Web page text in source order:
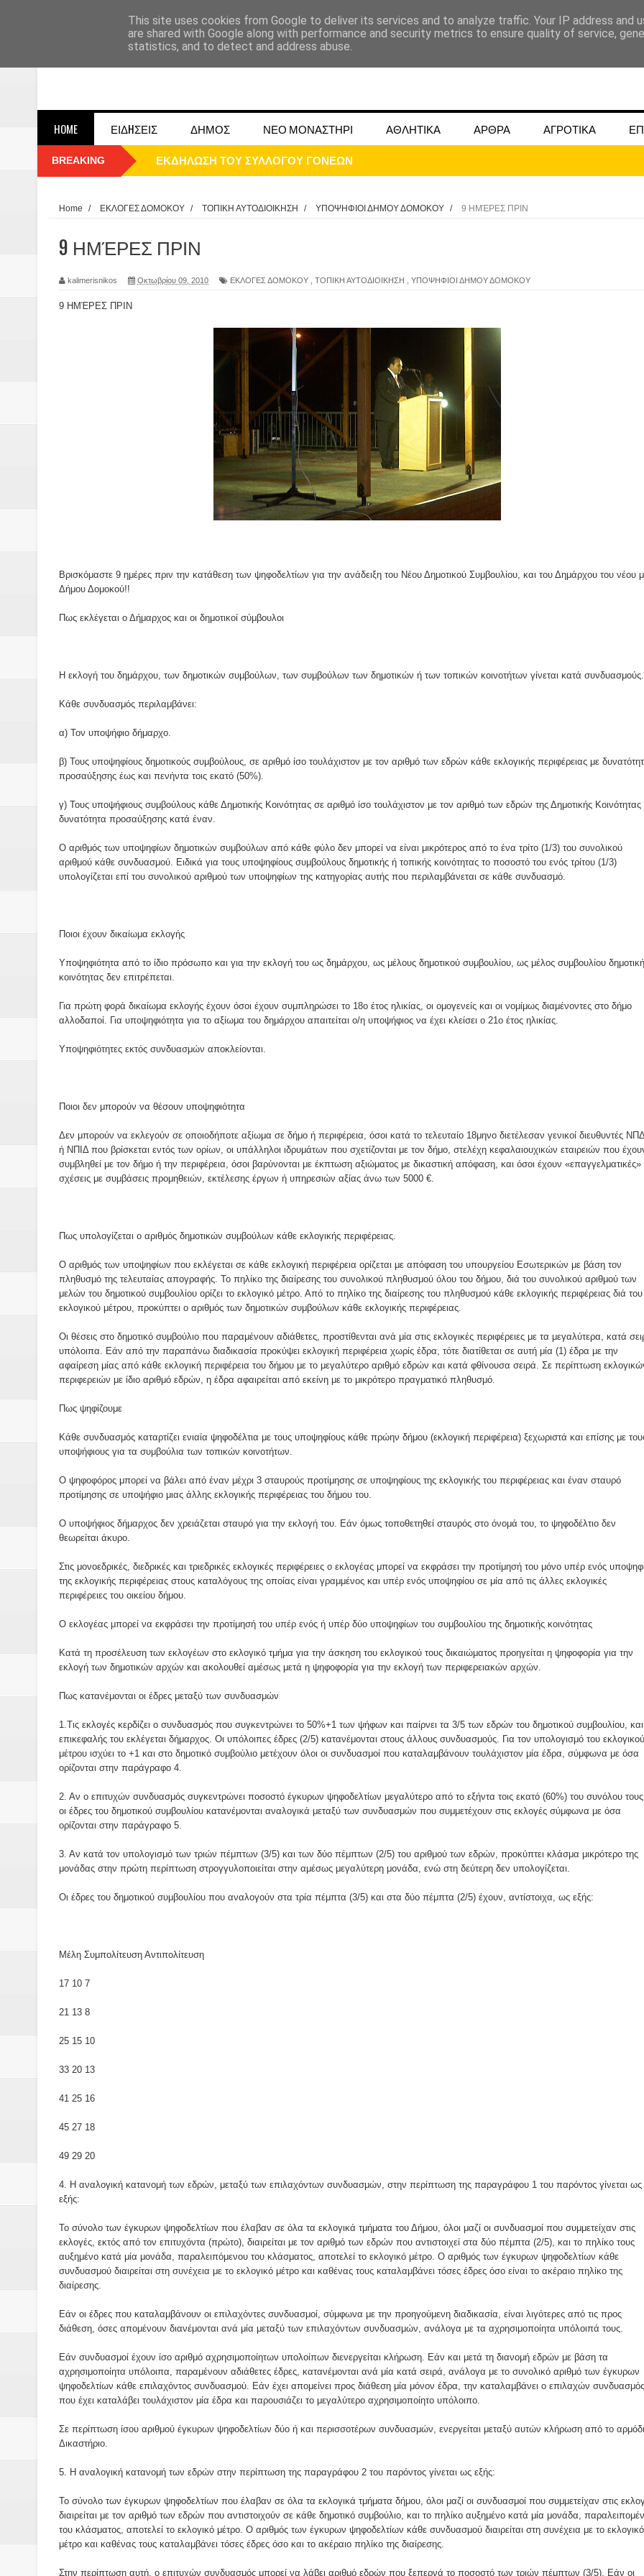
HOME ΕΙΔHΣΕΙΣ ΔΗΜΟΣ ΝΕΟ ΜΟΝΑΣΤΗΡΙ ΑΘΛΗΤΙΚΑ ΑΡΘΡΑ ΑΓΡΟΤΙΚΑ
BREAKING ΠΑΡΕ΄ΛΑΣΗ 25ΗΣ 2025
ΟΙ ΕΚΔΗΛΩΣΕΙΣ ΤΟΥ ΔΗΜΟΥ ΔΟΜΟΚΟΥ ΓΙΑ ΜΑΙΟ ΚΑΙ ΙΟΥΝΙΟ 2024
Η εκτέλεση των αδελφών Παπαιωάννου στην Ομβριακή Δομοκού την 1η Δεκέμβρη 1942
ΝΟΕΜΒΡΙΟΣ 1943 80 χρόνια από το κάψιμο των χωριών της Λίμνης Πλαστήρα από Ιταλούς και
Αδελφές Αλεξανδρή: Οι τρίδυμες Ελληνίδες με ρίζες απο τον Δομοκό που κυριαρχούν στο
Πρωτάθλημα με την Αυστρία!
Ξεκινούν οι αιτήσεις συμμετοχής στο Διαγωνισμό Ιδεών - Hackathon που διοργανώνει η
τη διαμόρφωση - επεξεργασία πρωτότυπων ιδεών στους τομείς της περιβαλλοντικής
Συνεδριάζει η οικονομική επιτροπή του Δήμου Δομοκού
ΠΡΟΚΗΡΥΞΗ ΑΝΟΙΚΤΟΥ ΗΛΕΚΤΡΟΝΙΚΟΥ ΔΙΑΓΩΝΙΣΜΟΥ «ΛΕΙΤΟΥΡΓΙΑ ΒΙΟΚΑ ΧΥΤΑ
Επικύρωση των αποτελεσμάτων των δημοτικών εκλογών που έλαβαν χώρα την 8η Οκτωβρίου
ΔΙΑΚΟΠΕΣ ΡΕΥΜΑΤΟΣ ΣΤΗΝ ΔΕΗ
ΤΟ ΙΕΡΟ ΤΗΣ ΘΕΑΣ ΔΗΜΗΤΡΑΣ ΣΤΗΝ ΠΡΟΕΡΝΑ ΣΤΟ ΝΕΟ ΜΟΝΑΣΤΉΡΙ
H MAXH ΣTO ΝΤΟΜΠΡΟΥΖΗ
Βίντεο του Εφηβικού τμήματος του Επιμορφωτικού στο Λεοντάρι!
Home / ΕΚΛΟΓΕΣ ΔΟΜΟΚΟΥ / ΤΟΠΙΚΗ ΑΥΤΟΔΙΟΙΚΗΣΗ / ΥΠΟΨΗΦΙΟΙ ΔΗΜΟΥ ΔΟΜΟΚΟΥ / 9 ΗΜΈΡΕΣ ΠΡΙΝ
9 ΗΜΈΡΕΣ ΠΡΙΝ
kalimerisnikos Οκτωβρίου 09, 2010 ΕΚΛΟΓΕΣ ΔΟΜΟΚΟΥ ΤΟΠΙΚΗ ΑΥΤΟΔΙΟΙΚΗΣΗ ΥΠΟΨΗΦΙΟΙ ΔΗΜΟΥ ΔΟΜΟΚΟΥ
9 ΗΜΈΡΕΣ ΠΡΙΝ
Βρισκόμαστε 9 ημέρες πριν την κατάθεση των ψηφοδελτίων για την ανάδειξη του Νέου Δημοτικού Συμβουλίου, και του Δημάρχου του νέου
Δήμου Δομοκού!!
Πως εκλέγεται ο Δήμαρχος και οι δημοτικοί σύμβουλοι
Η εκλογή του δημάρχου, των δημοτικών συμβούλων, των συμβούλων των δημοτικών ή των τοπικών κοινοτήτων γίνεται κατά συνδυασμούς.
Κάθε συνδυασμός περιλαμβάνει:
α) Τον υποψήφιο δήμαρχο.
β) Τους υποψηφίους δημοτικούς συμβούλους, σε αριθμό ίσο τουλάχιστον με τον αριθμό των εδρών κάθε εκλογικής περιφέρειας με
προσαύξησης έως και πενήντα τοις εκατό (50%).
γ) Τους υποψήφιους συμβούλους κάθε Δημοτικής Κοινότητας σε αριθμό ίσο τουλάχιστον με τον αριθμό των εδρών της Δημοτικής Κοινότητας
δυνατότητα προσαύξησης κατά έναν.
Ο αριθμός των υποψηφίων δημοτικών συμβούλων από κάθε φύλο δεν μπορεί να είναι μικρότερος από το ένα τρίτο (1/3) του συνολικού
αριθμού κάθε συνδυασμού. Ειδικά για τους υποψηφίους συμβούλους δημοτικής ή τοπικής κοινότητας το ποσοστό του ενός τρίτου (1/3)
υπολογίζεται επί του συνολικού αριθμού των υποψηφίων της κατηγορίας αυτής που περιλαμβάνεται σε κάθε συνδυασμό.
Ποιοι έχουν δικαίωμα εκλογής
Υποψηφιότητα από το ίδιο πρόσωπο και για την εκλογή του ως δημάρχου, ως μέλους δημοτικού συμβουλίου, ως μέλος συμβουλίου
κοινότητας δεν επιτρέπεται.
Για πρώτη φορά δικαίωμα εκλογής έχουν όσοι έχουν συμπληρώσει το 18ο έτος ηλικίας, οι ομογενείς και οι νομίμως διαμένοντες στο δήμο
αλλοδαποί. Για υποψηφιότητα για το αξίωμα του δημάρχου απαιτείται ο/η υποψήφιος να έχει κλείσει ο 21ο έτος ηλικίας.
Υποψηφιότητες εκτός συνδυασμών αποκλείονται.
Ποιοι δεν μπορούν να θέσουν υποψηφιότητα
Δεν μπορούν να εκλεγούν σε οποιοδήποτε αξίωμα σε δήμο ή περιφέρεια, όσοι κατά το τελευταίο 18μηνο διετέλεσαν γενικοί διευθυντές
ή ΝΠΙΔ που βρίσκεται εντός των ορίων, οι υπάλληλοι ιδρυμάτων που σχετίζονται με τον δήμο, στελέχη κεφαλαιουχικών εταιρειών που
συμβληθεί με τον δήμο ή την περιφέρεια, όσοι βαρύνονται με έκπτωση αξιώματος με δικαστική απόφαση, και όσοι έχουν «επαγγελματικές»
σχέσεις με συμβάσεις προμηθειών, εκτέλεσης έργων ή υπηρεσιών αξίας άνω των 5000 €.
Πως υπολογίζεται ο αριθμός δημοτικών συμβούλων κάθε εκλογικής περιφέρειας.
Ο αριθμός των υποψηφίων που εκλέγεται σε κάθε εκλογική περιφέρεια ορίζεται με απόφαση του υπουργείου Εσωτερικών με βάση τον
πληθυσμό της τελευταίας απογραφής. Το πηλίκο της διαίρεσης του συνολικού πληθυσμού όλου του δήμου, διά του συνολικού αριθμού των
μελών του δημοτικού συμβουλίου ορίζει το εκλογικό μέτρο. Από το πηλίκο της διαίρεσης του πληθυσμού κάθε εκλογικής περιφέρειας διά του
εκλογικού μέτρου, προκύπτει ο αριθμός των δημοτικών συμβούλων κάθε εκλογικής περιφέρειας.
Οι θέσεις στο δημοτικό συμβούλιο που παραμένουν αδιάθετες, προστίθενται ανά μία στις εκλογικές περιφέρειες με τα μεγαλύτερα, κατά
υπόλοιπα. Εάν από την παραπάνω διαδικασία προκύψει εκλογική περιφέρεια χωρίς έδρα, τότε διατίθεται σε αυτή μία (1) έδρα με την
αφαίρεση μίας από κάθε εκλογική περιφέρεια του δήμου με το μεγαλύτερο αριθμό εδρών και κατά φθίνουσα σειρά. Σε περίπτωση
περιφερειών με ίδιο αριθμό εδρών, η έδρα αφαιρείται από εκείνη με το μικρότερο πραγματικό πληθυσμό.
Πως ψηφίζουμε
Κάθε συνδυασμός καταρτίζει ενιαία ψηφοδέλτια με τους υποψηφίους κάθε πρώην δήμου (εκλογική περιφέρεια) ξεχωριστά και επίσης με
υποψήφιους για τα συμβούλια των τοπικών κοινοτήτων.
Ο ψηφοφόρος μπορεί να βάλει από έναν μέχρι 3 σταυρούς προτίμησης σε υποψηφίους της εκλογικής του περιφέρειας και έναν σταυρό
προτίμησης σε υποψήφιο μιας άλλης εκλογικής περιφέρειας του δήμου του.
Ο υποψήφιος δήμαρχος δεν χρειάζεται σταυρό για την εκλογή του. Εάν όμως τοποθετηθεί σταυρός στο όνομά του, το ψηφοδέλτιο δεν
θεωρείται άκυρο.
Στις μονοεδρικές, διεδρικές και τριεδρικές εκλογικές περιφέρειες ο εκλογέας μπορεί να εκφράσει την προτίμησή του μόνο υπέρ ενός
της εκλογικής περιφέρειας στους καταλόγους της οποίας είναι γραμμένος και υπέρ ενός υποψηφίου σε μία από τις άλλες εκλογικές
περιφέρειες του οικείου δήμου.
Ο εκλογέας μπορεί να εκφράσει την προτίμησή του υπέρ ενός ή υπέρ δύο υποψηφίων του συμβουλίου της δημοτικής κοινότητας
Κατά τη προσέλευση των εκλογέων στο εκλογικό τμήμα για την άσκηση του εκλογικού τους δικαιώματος προηγείται η ψηφοφορία για την
εκλογή των δημοτικών αρχών και ακολουθεί αμέσως μετά η ψηφοφορία για την εκλογή των περιφερειακών αρχών.
Πως κατανέμονται οι έδρες μεταξύ των συνδυασμών
1.Τις εκλογές κερδίζει ο συνδυασμός που συγκεντρώνει το 50%+1 των ψήφων και παίρνει τα 3/5 των εδρών του δημοτικού συμβουλίου,
επικεφαλής του εκλέγεται δήμαρχος. Οι υπόλοιπες έδρες (2/5) κατανέμονται στους άλλους συνδυασμούς. Για τον υπολογισμό του εκλογικού
μέτρου ισχύει το +1 και στο δημοτικό συμβούλιο μετέχουν όλοι οι συνδυασμοί που καταλαμβάνουν τουλάχιστον μία έδρα, σύμφωνα με όσα
ορίζονται στην παράγραφο 4.
2. Αν ο επιτυχών συνδυασμός συγκεντρώνει ποσοστό έγκυρων ψηφοδελτίων μεγαλύτερο από το εξήντα τοις εκατό (60%) του συνόλου
οι έδρες του δημοτικού συμβουλίου κατανέμονται αναλογικά μεταξύ των συνδυασμών που συμμετέχουν στις εκλογές σύμφωνα με όσα
ορίζονται στην παράγραφο 5.
3. Αν κατά τον υπολογισμό των τριών πέμπτων (3/5) και των δύο πέμπτων (2/5) του αριθμού των εδρών, προκύπτει κλάσμα μικρότερο της
μονάδας στην πρώτη περίπτωση στρογγυλοποιείται στην αμέσως μεγαλύτερη μονάδα, ενώ στη δεύτερη δεν υπολογίζεται.
Οι έδρες του δημοτικού συμβουλίου που αναλογούν στα τρία πέμπτα (3/5) και στα δύο πέμπτα (2/5) έχουν, αντίστοιχα, ως εξής:
Μέλη Συμπολίτευση Αντιπολίτευση
17 10 7
21 13 8
25 15 10
33 20 13
41 25 16
45 27 18
49 29 20
4. Η αναλογική κατανομή των εδρών, μεταξύ των επιλαχόντων συνδυασμών, στην περίπτωση της παραγράφου 1 του παρόντος γίνεται ως
εξής:
Το σύνολο των έγκυρων ψηφοδελτίων που έλαβαν σε όλα τα εκλογικά τμήματα του Δήμου, όλοι μαζί οι συνδυασμοί που συμμετείχαν στις
εκλογές, εκτός από τον επιτυχόντα (πρώτο), διαιρείται με τον αριθμό των εδρών που αντιστοιχεί στα δύο πέμπτα (2/5), και το πηλίκο τους
αυξημένο κατά μία μονάδα, παραλειπόμενου του κλάσματος, αποτελεί το εκλογικό μέτρο. Ο αριθμός των έγκυρων ψηφοδελτίων κάθε
συνδυασμού διαιρείται στη συνέχεια με το εκλογικό μέτρο και καθένας τους καταλαμβάνει τόσες έδρες όσο είναι το ακέραιο πηλίκο της
διαίρεσης.
Εάν οι έδρες που καταλαμβάνουν οι επιλαχόντες συνδυασμοί, σύμφωνα με την προηγούμενη διαδικασία, είναι λιγότερες από τις προς
διάθεση, όσες απομένουν διανέμονται ανά μία μεταξύ των επιλαχόντων συνδυασμών, ανάλογα με τα αχρησιμοποίητα υπόλοιπά τους.
Εάν συνδυασμοί έχουν ίσο αριθμό αχρησιμοποίητων υπολοίπων διενεργείται κλήρωση. Εάν και μετά τη διανομή εδρών με βάση τα
αχρησιμοποίητα υπόλοιπα, παραμένουν αδιάθετες έδρες, κατανέμονται ανά μία κατά σειρά, ανάλογα με το συνολικό αριθμό των έγκυρων
ψηφοδελτίων κάθε επιλαχόντος συνδυασμού. Εάν έχει απομείνει προς διάθεση μία μόνον έδρα, την καταλαμβάνει ο επιλαχών συνδυασμός
που έχει καταλάβει τουλάχιστον μία έδρα και παρουσιάζει το μεγαλύτερο αχρησιμοποίητο υπόλοιπο.
Σε περίπτωση ίσου αριθμού έγκυρων ψηφοδελτίων δύο ή και περισσοτέρων συνδυασμών, ενεργείται μεταξύ αυτών κλήρωση από το
Δικαστήριο.
5. Η αναλογική κατανομή των εδρών στην περίπτωση της παραγράφου 2 του παρόντος γίνεται ως εξής:
Το σύνολο των έγκυρων ψηφοδελτίων που έλαβαν σε όλα τα εκλογικά τμήματα δήμου, όλοι μαζί οι συνδυασμοί που συμμετείχαν στις
διαιρείται με τον αριθμό των εδρών που αντιστοιχούν σε κάθε δημοτικό συμβούλιο, και το πηλίκο αυξημένο κατά μία μονάδα,
του κλάσματος, αποτελεί το εκλογικό μέτρο. Ο αριθμός των έγκυρων ψηφοδελτίων κάθε συνδυασμού διαιρείται στη συνέχεια με το εκλογικό
μέτρο και καθένας τους καταλαμβάνει τόσες έδρες όσο και το ακέραιο πηλίκο της διαίρεσης.
Στην περίπτωση αυτή, ο επιτυχών συνδυασμός μπορεί να λάβει αριθμό εδρών που ξεπερνά το ποσοστό των τριών πέμπτων (3/5). Εάν οι
This site uses cookies from Google to deliver its services and to analyze traffic. Your IP address and
are shared with Google along with performance and security metrics to ensure quality of service,
statistics, and to detect and address abuse.